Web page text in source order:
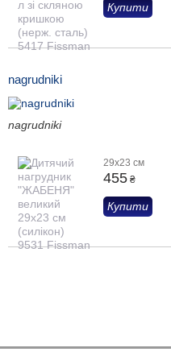
Купити
nagrudniki
nagrudniki
29x23 см
455 ₴
Купити